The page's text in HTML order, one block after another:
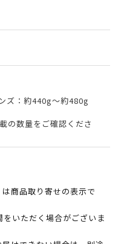
ズ：約440g～約480g
の数量をご確認くださ
商品取り寄せの表示で
いただく場合がございま